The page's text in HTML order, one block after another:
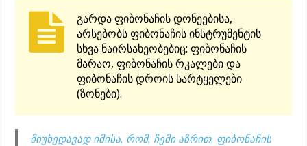
გარდა ფიბონაჩის დონეებისა,
არსებობს ფიბონაჩის ინსტრუმენტის
სხვა ნაირსახეობებიც: ფიბონაჩის
მარაო, ფიბონაჩის რკალები და
ფიბონაჩის დროის სარტყელები
(ზონები).
მიუხედავად იმისა, რომ, ჩემი აზრით, ფიბონაჩის